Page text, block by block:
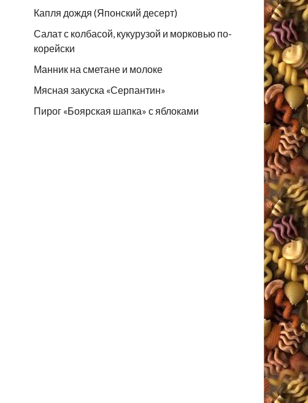
Капля дождя (Японский десерт)
Салат с колбасой, кукурузой и морковью по-
корейски
Манник на сметане и молоке
Мясная закуска «Серпантин»
Пирог «Боярская шапка» с яблоками